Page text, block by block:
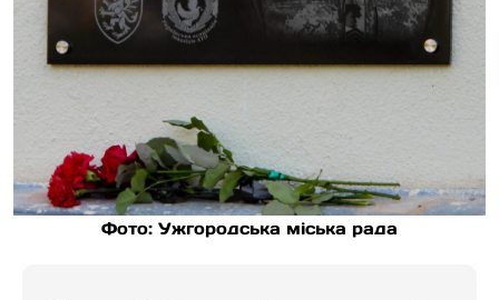
Фото: Ужгородська міська рада